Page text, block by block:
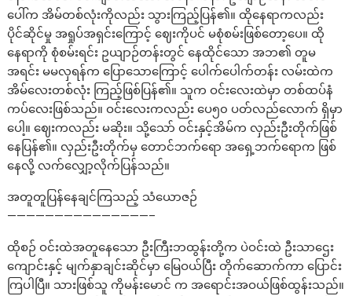
ပေါ်က အိမ်တစ်လုံးကိုလည်း သွားကြည့်ပြန်၏။ ထိုနေရာကလည်း
ပိုင်ဆိုင်မှု အရှုပ်အရှင်းကြောင့် ဈေးကိုပင် မစုံစမ်းဖြစ်တော့ပေ။ ထို
နေရာကို စုံစမ်းရင်း ဥယျာဉ်တန်းတွင် နေထိုင်သော အဘ၏ တူမ
အရင်း မမလှရန်က ပြောသောကြောင့် ပေါက်ပေါက်တန်း လမ်းထဲက
အိမ်လေးတစ်လုံး ကြည့်ဖြစ်ပြန်၏။ သူက ဝင်းလေးထဲမှာ တစ်ထပ်နံ
ကပ်လေးဖြစ်သည်။ ဝင်းလေးကလည်း ပေ၅၀ ပတ်လည်လောက် ရှိမှာ
ပေါ့။ ဈေးကလည်း မဆိုး။ သို့သော် ဝင်းနှင့်အိမ်က လှည်းဦးတိုက်ဖြစ်
နေပြန်၏။ လှည်းဦးတိုက်မှ တောင်ဘက်ရော အရှေ့ဘက်ရောက ဖြစ်
နေလို့ လက်လျှော့လိုက်ပြန်သည်။
အတူတူပြန်နေချင်ကြသည့် သံယောဇဉ်
———————————————–
ထိုစဉ် ဝင်းထဲအတူနေသော ဦးကြီးဘထွန်းတို့က ပဲဝင်းထဲ ဦးသာဌေး
ကျောင်းနှင့် မျက်နှာချင်းဆိုင်မှာ မြေဝယ်ပြီး တိုက်ဆောက်ကာ ပြောင်း
ကြပါပြီ။ သားဖြစ်သူ ကိုမန်းမောင် က အရောင်းအဝယ်ဖြစ်ထွန်းသည်။